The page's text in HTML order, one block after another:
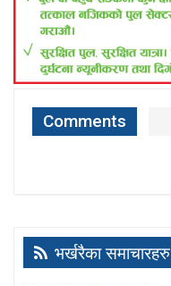
Comments
भर्खरैका समाचारहरु